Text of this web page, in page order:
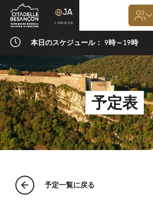
本日のスケジュール： 9時～19時
JA
予定表
予定一覧に戻る